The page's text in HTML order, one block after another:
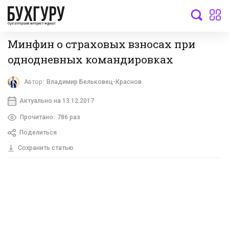
бухгалтерский интернет-журнал
Минфин о страховых взносах при
однодневных командировках
Автор: Владимир Бельковец-Краснов
Актуально на 13.12.2017
Прочитано: 786 раз
Поделиться
Сохранить статью